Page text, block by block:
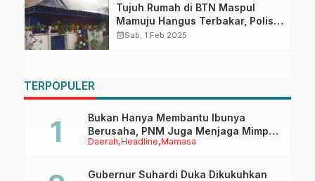
Tujuh Rumah di BTN Maspul
Mamuju Hangus Terbakar, Polisi
Masih Selidiki Penyebabnya
calendar_monthSab, 1 Feb 2025
TERPOPULER
Daerah Headline Mamasa
Bukan Hanya Membantu Ibunya
Berusaha, PNM Juga Menjaga Mimpi
Anaknya Untuk Menggapai Cita-Cita
Gubernur Suhardi Duka Dikukuhkan